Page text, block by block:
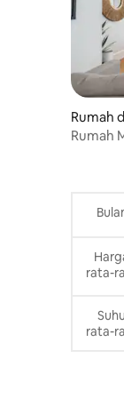
Rumah
Rumah
rata-
Suhu
rata-